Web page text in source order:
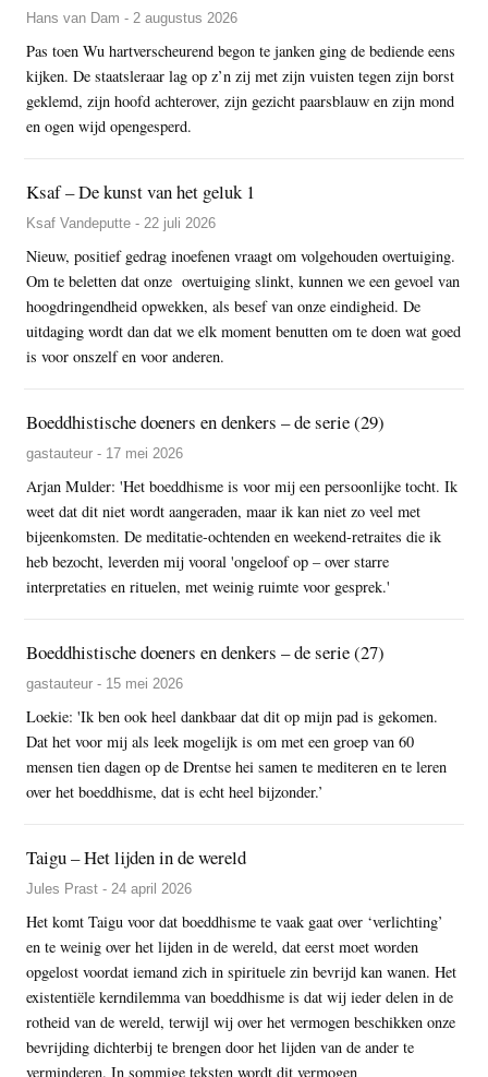
Hans van Dam - 2 augustus 2026
Pas toen Wu hartverscheurend begon te janken ging de bediende eens
kijken. De staatsleraar lag op z’n zij met zijn vuisten tegen zijn borst
geklemd, zijn hoofd achterover, zijn gezicht paarsblauw en zijn mond
en ogen wijd opengesperd.
Ksaf – De kunst van het geluk 1
Ksaf Vandeputte - 22 juli 2026
Nieuw, positief gedrag inoefenen vraagt om volgehouden overtuiging.
Om te beletten dat onze overtuiging slinkt, kunnen we een gevoel van
hoogdringendheid opwekken, als besef van onze eindigheid. De
uitdaging wordt dan dat we elk moment benutten om te doen wat goed
is voor onszelf en voor anderen.
Boeddhistische doeners en denkers – de serie (29)
gastauteur - 17 mei 2026
Arjan Mulder: 'Het boeddhisme is voor mij een persoonlijke tocht. Ik
weet dat dit niet wordt aangeraden, maar ik kan niet zo veel met
bijeenkomsten. De meditatie-ochtenden en weekend-retraites die ik
heb bezocht, leverden mij vooral 'ongeloof op – over starre
interpretaties en rituelen, met weinig ruimte voor gesprek.'
Boeddhistische doeners en denkers – de serie (27)
gastauteur - 15 mei 2026
Loekie: 'Ik ben ook heel dankbaar dat dit op mijn pad is gekomen.
Dat het voor mij als leek mogelijk is om met een groep van 60
mensen tien dagen op de Drentse hei samen te mediteren en te leren
over het boeddhisme, dat is echt heel bijzonder.’
Taigu – Het lijden in de wereld
Jules Prast - 24 april 2026
Het komt Taigu voor dat boeddhisme te vaak gaat over ‘verlichting’
en te weinig over het lijden in de wereld, dat eerst moet worden
opgelost voordat iemand zich in spirituele zin bevrijd kan wanen. Het
existentiële kerndilemma van boeddhisme is dat wij ieder delen in de
rotheid van de wereld, terwijl wij over het vermogen beschikken onze
bevrijding dichterbij te brengen door het lijden van de ander te
verminderen. In sommige teksten wordt dit vermogen